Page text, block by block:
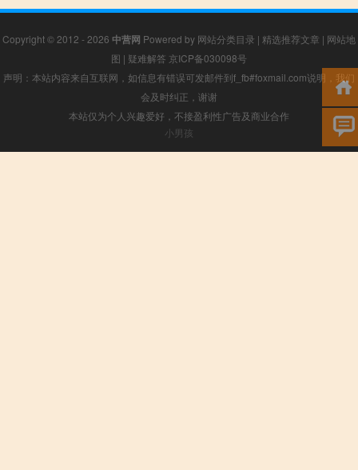
Copyright © 2012 - 2026 中营网 Powered by 网站分类目录 | 精选推荐文章 | 网站地
图 | 疑难解答 京ICP备030098号
声明：本站内容来自互联网，如信息有错误可发邮件到f_fb#foxmail.com说明，我们
会及时纠正，谢谢
本站仅为个人兴趣爱好，不接盈利性广告及商业合作
小男孩